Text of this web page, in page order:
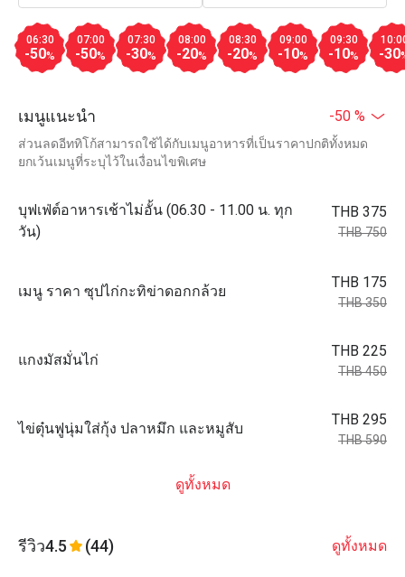
06:30
-50%
07:00
-50%
07:30
-30%
08:00
-20%
08:30
-20%
09:00
-10%
09:30
-10% -30
เมนูแนะนำ -50 %
ส่วนลดอีททิโก้สามารถใช้ได้กับเมนูอาหารที่เป็นราคาปกติทั้งหมด
ยกเว้นเมนูที่ระบุไว้ในเงื่อนไขพิเศษ
บุฟเฟ่ต์อาหารเช้าไม่อั้น (06.30 - 11.00 น. ทุก
วัน)
THB 375
THB 750
เมนู ราคา ซุปไก่กะทิข่าดอกกล้วย
THB 175
THB 350
แกงมัสมั่นไก่
THB 225
THB 450
ไข่ตุ๋นฟูนุ่มใส่กุ้ง ปลาหมึก และหมูสับ
THB 295
THB 590
ดูทั้งหมด
รีวิว4.5 (44) ดูทั้งหมด